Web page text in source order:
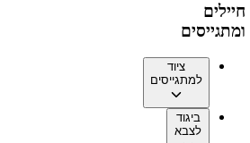
חיילים
ומתגייסים
ציוד
למתגייסים
ביגוד
לצבא